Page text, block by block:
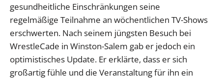
gesundheitliche Einschränkungen seine
regelmäßige Teilnahme an wöchentlichen TV-Shows
erschwerten. Nach seinem jüngsten Besuch bei
WrestleCade in Winston-Salem gab er jedoch ein
optimistisches Update. Er erklärte, dass er sich
großartig fühle und die Veranstaltung für ihn ein